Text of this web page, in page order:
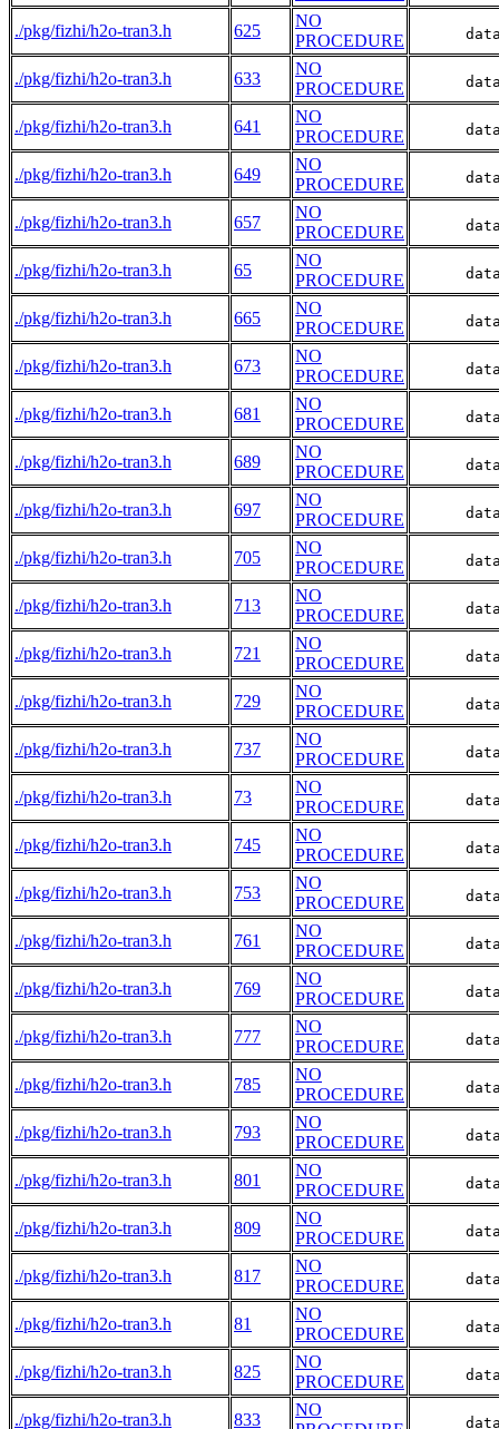
./pkg/fizhi/h2o-tran3.h 625
NO
PROCEDURE
./pkg/fizhi/h2o-tran3.h 633
NO
PROCEDURE
./pkg/fizhi/h2o-tran3.h 641
NO
PROCEDURE
./pkg/fizhi/h2o-tran3.h 649
NO
PROCEDURE
./pkg/fizhi/h2o-tran3.h 657
NO
PROCEDURE
./pkg/fizhi/h2o-tran3.h 65
NO
PROCEDURE
./pkg/fizhi/h2o-tran3.h 665
NO
PROCEDURE
./pkg/fizhi/h2o-tran3.h 673
NO
PROCEDURE
./pkg/fizhi/h2o-tran3.h 681
NO
PROCEDURE
./pkg/fizhi/h2o-tran3.h 689
NO
PROCEDURE
./pkg/fizhi/h2o-tran3.h 697
NO
PROCEDURE
./pkg/fizhi/h2o-tran3.h 705
NO
PROCEDURE
./pkg/fizhi/h2o-tran3.h 713
NO
PROCEDURE
./pkg/fizhi/h2o-tran3.h 721
NO
PROCEDURE
./pkg/fizhi/h2o-tran3.h 729
NO
PROCEDURE
./pkg/fizhi/h2o-tran3.h 737
NO
PROCEDURE
./pkg/fizhi/h2o-tran3.h 73
NO
PROCEDURE
./pkg/fizhi/h2o-tran3.h 745
NO
PROCEDURE
./pkg/fizhi/h2o-tran3.h 753
NO
PROCEDURE
./pkg/fizhi/h2o-tran3.h 761
NO
PROCEDURE
./pkg/fizhi/h2o-tran3.h 769
NO
PROCEDURE
./pkg/fizhi/h2o-tran3.h 777
NO
PROCEDURE
./pkg/fizhi/h2o-tran3.h 785
NO
PROCEDURE
./pkg/fizhi/h2o-tran3.h 793
NO
PROCEDURE
./pkg/fizhi/h2o-tran3.h 801
NO
PROCEDURE
./pkg/fizhi/h2o-tran3.h 809
NO
PROCEDURE
./pkg/fizhi/h2o-tran3.h 817
NO
PROCEDURE
./pkg/fizhi/h2o-tran3.h 81
NO
PROCEDURE
./pkg/fizhi/h2o-tran3.h 825
NO
PROCEDURE
./pkg/fizhi/h2o-tran3.h 833
NO